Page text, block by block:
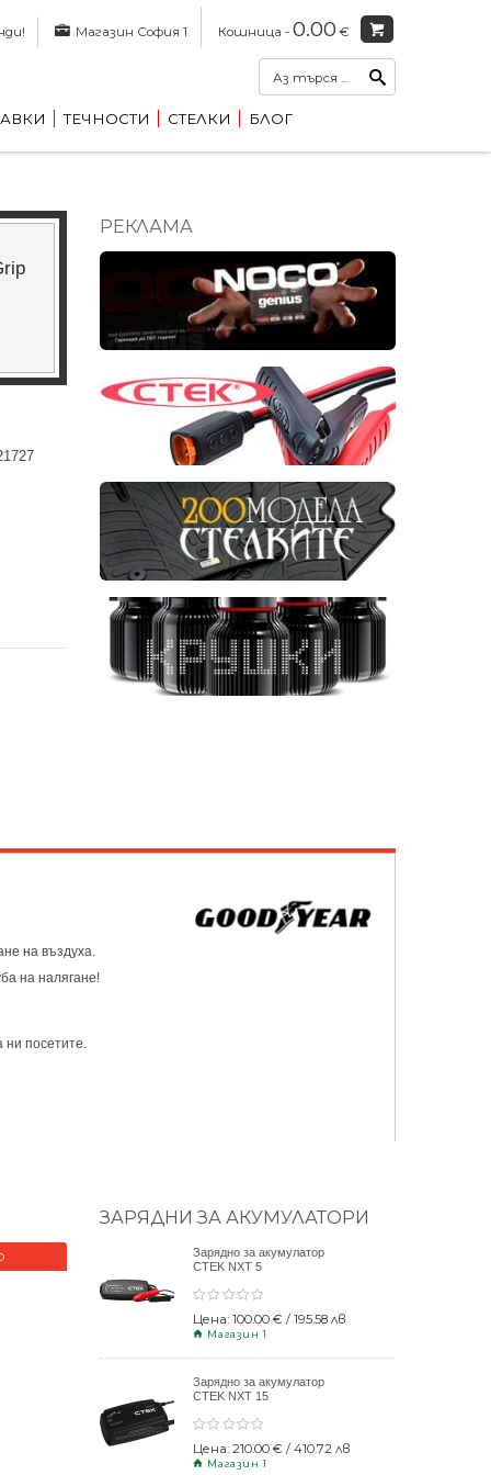
Магазин София 1 Кошница - 0.00 €
ТЕЧНОСТИ СТЕЛКИ БЛОГ
РЕКЛАМА
на въздуха.
на налягане!
посетите.
НОВО
ЗАРЯДНИ ЗА АКУМУЛАТОРИ
Зарядно за акумулатор
CTEK NXT 5
Цена: 100.00 € / 195.58 лв
Магазин 1
Зарядно за акумулатор
CTEK NXT 15
Цена: 210.00 € / 410.72 лв
Магазин 1